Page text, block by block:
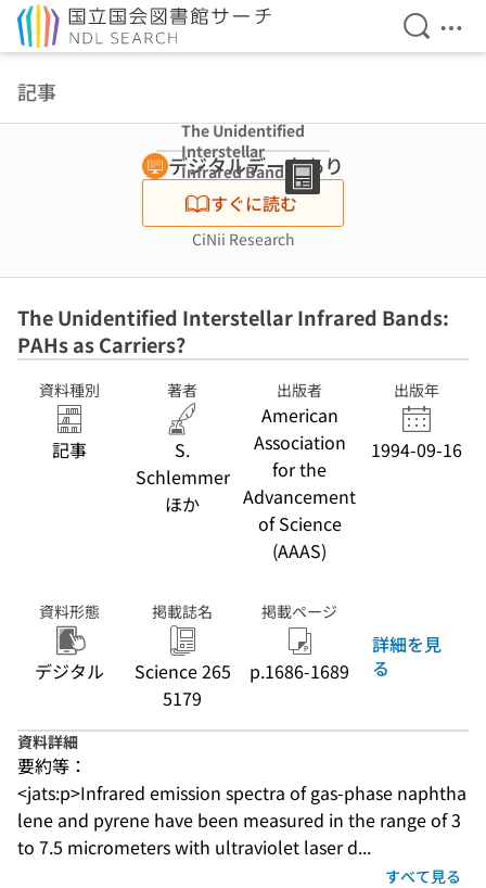
検索を
メ
記事
The Unidentified
Interstellar
Infrared Bands:
PAHs as
Carriers?
デジタルデータあり
すぐに読む
CiNii Research
The Unidentified Interstellar Infrared Bands:
PAHs as Carriers?
資料種別
記事
著者
S.
Schlemmer
ほか
出版者
American
Association
for the
Advancement
of Science
(AAAS)
出版年
1994-09-16
資料形態
デジタル
掲載誌名
Science 265
5179
掲載ページ
p.1686-1689
詳細を見
る
資料詳細
要約等：
<jats:p>Infrared emission spectra of gas-phase naphtha
lene and pyrene have been measured in the range of 3
to 7.5 micrometers with ultraviolet laser d...
すべて見る